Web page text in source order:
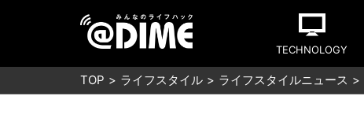
TECHNOLOGY
TOP ライフスタイル ライフスタイルニュース